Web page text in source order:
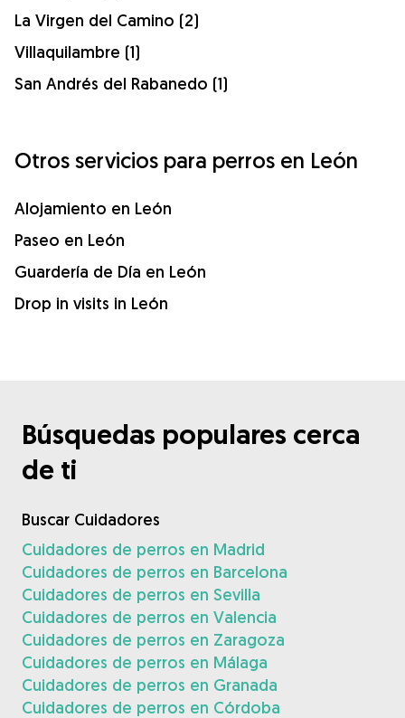
La Virgen del Camino (2)
Villaquilambre (1)
San Andrés del Rabanedo (1)
Otros servicios para perros en León
Alojamiento en León
Paseo en León
Guardería de Día en León
Drop in visits in León
Búsquedas populares cerca
de ti
Buscar Cuidadores
Cuidadores de perros en Madrid
Cuidadores de perros en Barcelona
Cuidadores de perros en Sevilla
Cuidadores de perros en Valencia
Cuidadores de perros en Zaragoza
Cuidadores de perros en Málaga
Cuidadores de perros en Granada
Cuidadores de perros en Córdoba